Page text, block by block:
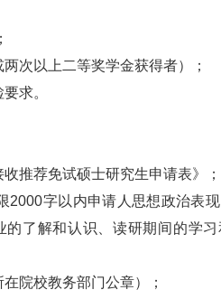
以上二等奖学金获得者）；
求。
荐免试硕士研究生申请表》；
字以内申请人思想政治表现
了解和认识、读研期间的学
院校教务部门公章）；